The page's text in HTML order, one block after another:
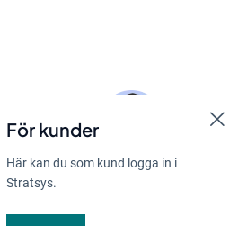
För kunder
Här kan du som kund logga in i
Stratsys.